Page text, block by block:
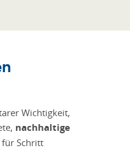
Wichtigkeit,
nachhaltige
Schritt